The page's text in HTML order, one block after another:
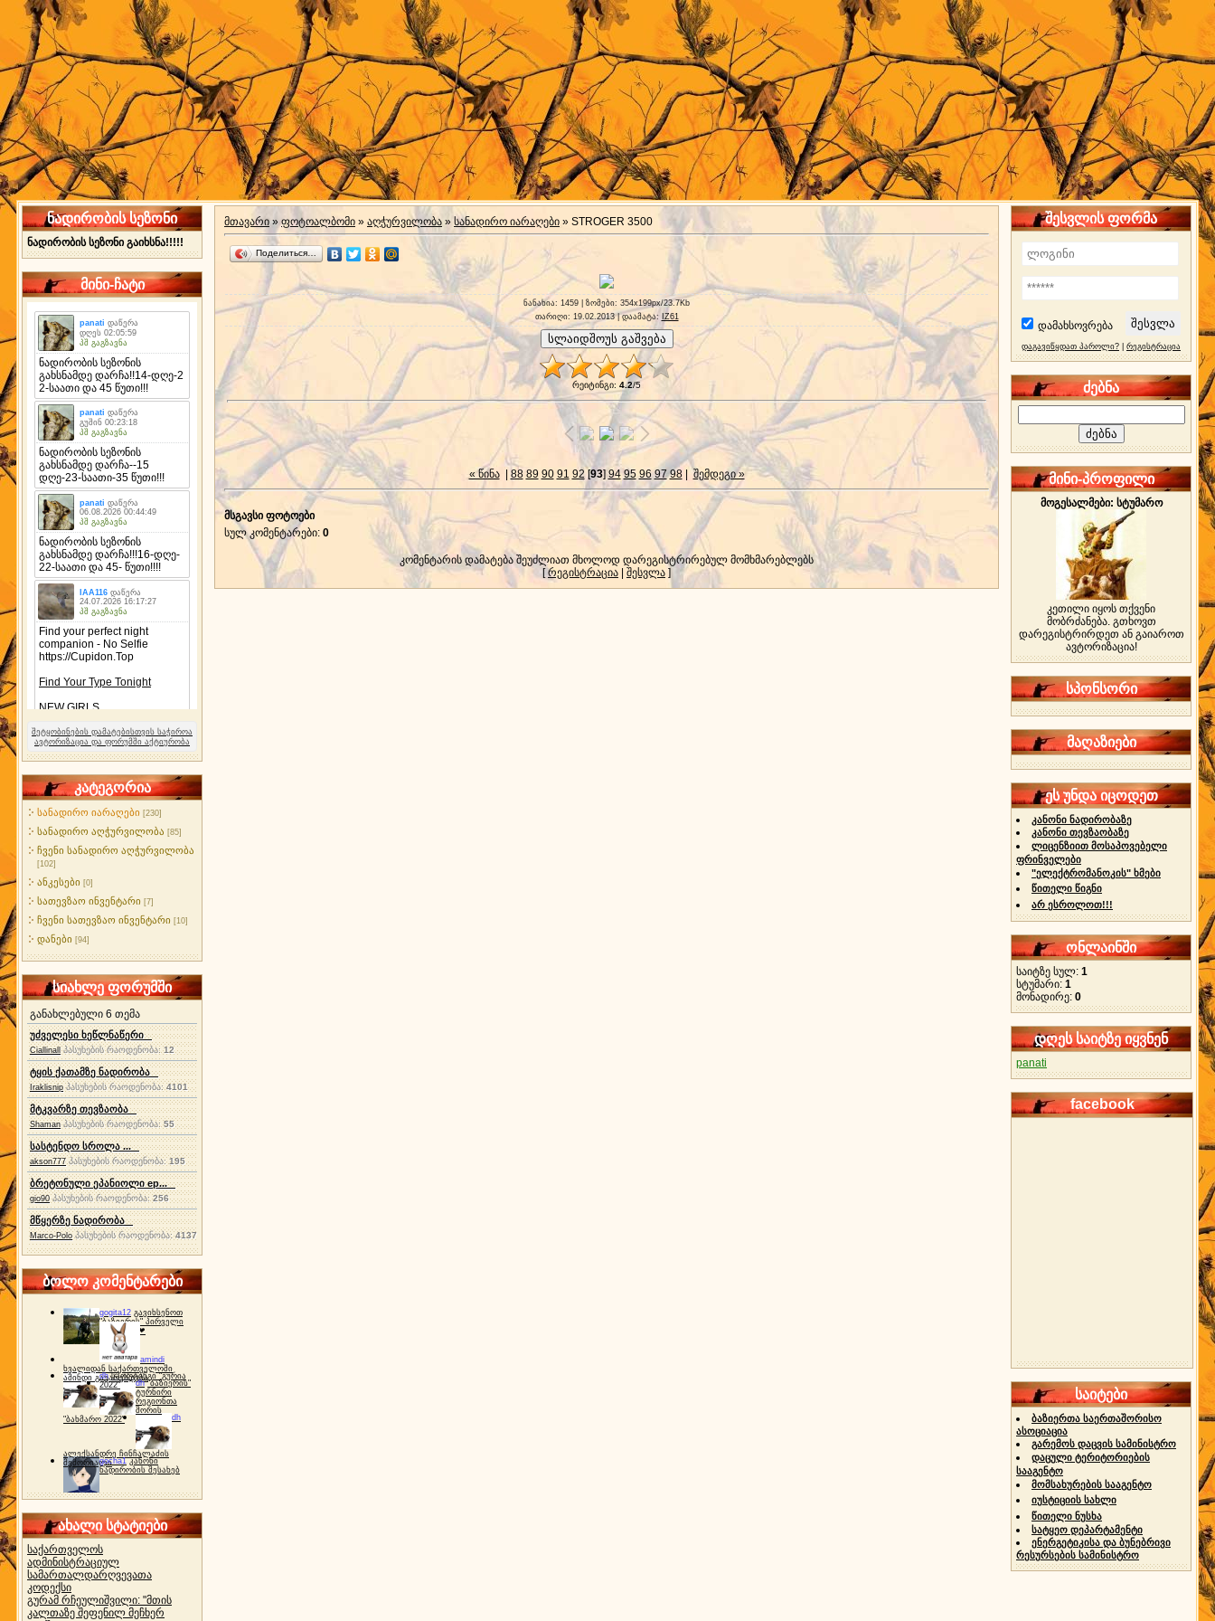
ნადირობის სეზონი
ნადირობის სეზონი გაიხსნა!!!!!
მინი-ჩატი
შეტყობინების დამატებისთვის საჭიროა
ავტორიზაცია და ფორუმში აქტიურობა
კატეგორია
სანადირო იარაღები [230]
სანადირო აღჭურვილობა [85]
ჩვენი სანადირო აღჭურვილობა
[102]
ანკესები [0]
სათევზაო ინვენტარი [7]
ჩვენი სათევზაო ინვენტარი [10]
დანები [94]
სიახლე ფორუმში
განახლებული 6 თემა
უძველესი ხეწლნაწერი
Ciallinall პასუხების რაოდენობა:12
ტყის ქათამზე ნადირობა
Iraklisnip პასუხების რაოდენობა: 4101
მტკვარზე თევზაობა
Shaman პასუხების რაოდენობა:55
სასტენდო სროლა ...
akson777 პასუხების რაოდენობა:195
ბრეტონული ეპანიოლი ep...
gio90 პასუხების რაოდენობა:256
მწყერზე ნადირობა
Marco-Polo პასუხების რაოდენობა:4137
ბოლო კომენტარები
gogita12 გავიხსენოთ
"ბაზიერის" პირველი
ტურნირი ❤
amindi
ხვალიდან საქართველოში
ამინდი გაუარესდება
dh სპორტინგი "გურია
2022"
dh "ბაზიერის"
ტურნირი
რეგიონთა
შორის
"ბახმარო 2022"
dh
ალექსანდრე ჩინჩალაძის
მემორიალიgocha1 კანონი
ნადირობის შესახებ
ახალი სტატიები
საქართველოს
ადმინისტრაციულ
სამართალდარღვევათა
კოდექსი
გურამ რჩეულიშვილი: "მთის
კალთაზე შეფენილ მეჩხერ
მთავარი » ფოტოალბომი » აღჭურვილობა » სანადირო იარაღები » STROGER 3500
Поделиться…
ნანახია: 1459 | ზომები: 354x199px/23.7Kb
თარიღი: 19.02.2013 |დაამატა: IZ61
რეიტინგი: 4.2/5
« წინა| 88 89 90 91 92[93]94 95 96 97 98|შემდეგი »
მსგავსი ფოტოები
სულ კომენტარები: 0
კომენტარის დამატება შეუძლიათ მხოლოდ დარეგისტრირებულ მომხმარებლებს
[რეგისტრაცია შესვლა ]
შესვლის ფორმა
დამახსოვრება
დაგავიწყდათ პაროლი? რეგისტრაცია
ძებნა
მინი-პროფილი
მოგესალმები: სტუმარო
კეთილი იყოს თქვენი
მობრძანება. გთხოვთ
დარეგისტრირდეთ ან გაიაროთ
ავტორიზაცია!
სპონსორი
მაღაზიები
ეს უნდა იცოდეთ
კანონი ნადირობაზე
კანონი თევზაობაზე
ლიცენზიით მოსაპოვებელი
ფრინველები
"ელექტრომანოკის" ხმები
წითელი წიგნი
არ ესროლოთ!!!
ონლაინში
საიტზე სულ: 1
სტუმარი: 1
მონადირე: 0
დღეს საიტზე იყვნენ
panati
facebook
საიტები
ბაზიერთა საერთაშორისო
ასოციაცია
გარემოს დაცვის სამინისტრო
დაცული ტერიტორიების
სააგენტო
მომსახურების სააგენტო
იუსტიციის სახლი
წითელი ნუსხა
სატყეო დეპარტამენტი
ენერგეტიკისა და ბუნებრივი
რესურსების სამინისტრო